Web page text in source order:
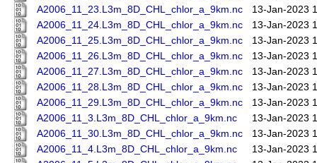
A2006_11_23.L3m_8D_CHL_chlor_a_9km.nc
13-Jan-2023
A2006_11_24.L3m_8D_CHL_chlor_a_9km.nc
13-Jan-2023
A2006_11_25.L3m_8D_CHL_chlor_a_9km.nc
13-Jan-2023
A2006_11_26.L3m_8D_CHL_chlor_a_9km.nc
13-Jan-2023
A2006_11_27.L3m_8D_CHL_chlor_a_9km.nc
13-Jan-2023
A2006_11_28.L3m_8D_CHL_chlor_a_9km.nc
13-Jan-2023
A2006_11_29.L3m_8D_CHL_chlor_a_9km.nc
13-Jan-2023
A2006_11_3.L3m_8D_CHL_chlor_a_9km.nc
13-Jan-2023
A2006_11_30.L3m_8D_CHL_chlor_a_9km.nc
13-Jan-2023
A2006_11_4.L3m_8D_CHL_chlor_a_9km.nc
13-Jan-2023